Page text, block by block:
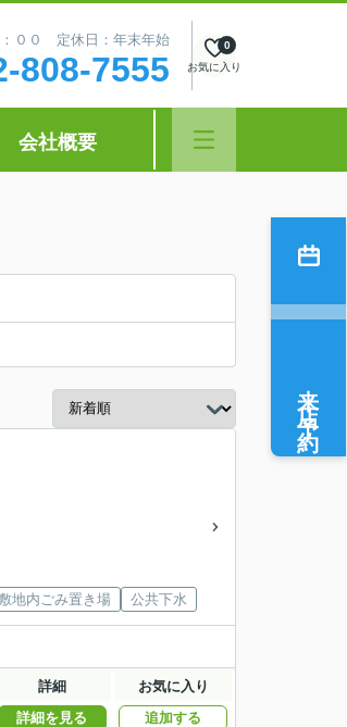
００ 定休日：年末年始
808-7555 お気に入り
0
会社概要
敷地内ごみ置き場 公共下水
詳細 お気に入り
詳細を見る 追加する
来店予約